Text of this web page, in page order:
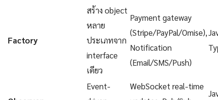
Factory
สร้าง object
หลาย
ประเภทจาก
interface
เดียว
Payment gateway
(Stripe/PayPal/Omise),
Notification
(Email/SMS/Push)
Event-
WebSocket real-time